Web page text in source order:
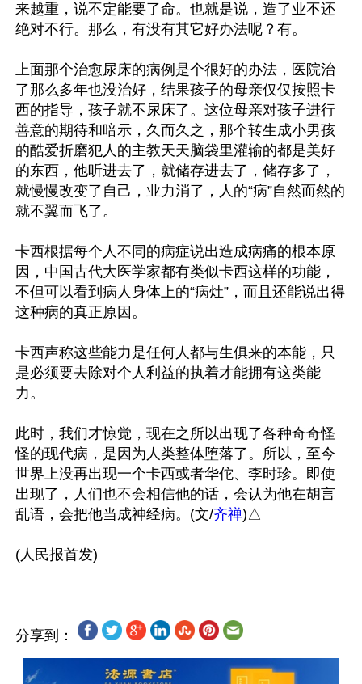
来越重，说不定能要了命。也就是说，造了业不还
绝对不行。那么，有没有其它好办法呢？有。
上面那个治愈尿床的病例是个很好的办法，医院治
了那么多年也没治好，结果孩子的母亲仅仅按照卡
西的指导，孩子就不尿床了。这位母亲对孩子进行
善意的期待和暗示，久而久之，那个转生成小男孩
的酷爱折磨犯人的主教天天脑袋里灌输的都是美好
的东西，他听进去了，就储存进去了，储存多了，
就慢慢改变了自己，业力消了，人的“病”自然而然的
就不翼而飞了。
卡西根据每个人不同的病症说出造成病痛的根本原
因，中国古代大医学家都有类似卡西这样的功能，
不但可以看到病人身体上的“病灶”，而且还能说出得
这种病的真正原因。
卡西声称这些能力是任何人都与生俱来的本能，只
是必须要去除对个人利益的执着才能拥有这类能
力。
此时，我们才惊觉，现在之所以出现了各种奇奇怪
怪的现代病，是因为人类整体堕落了。所以，至今
世界上没再出现一个卡西或者华佗、李时珍。即使
出现了，人们也不会相信他的话，会认为他在胡言
乱语，会把他当成神经病。(文/齐禅)△
分享到：